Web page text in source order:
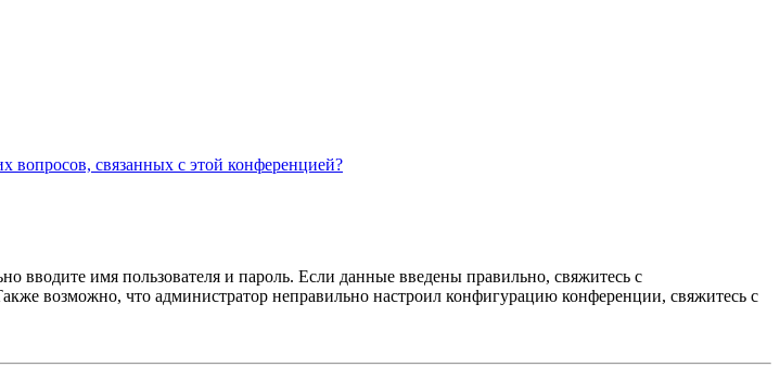
вопросов, связанных с этой конференцией?
вводите имя пользователя и пароль. Если данные введены правильно, свяжитесь с
возможно, что администратор неправильно настроил конфигурацию конференции, свяжитесь с